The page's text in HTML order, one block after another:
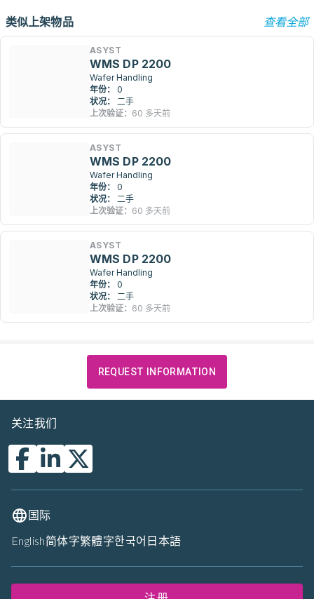
类似上架物品 查看全部
ASYST
WMS DP 2200
Wafer Handling
年份：
0
状况：
二手
上次验证： 60 多天前
ASYST
WMS DP 2200
Wafer Handling
年份：
0
状况：
二手
上次验证： 60 多天前
ASYST
WMS DP 2200
Wafer Handling
年份：
0
状况：
二手
上次验证： 60 多天前
REQUEST INFORMATION
关注我们
国际
English简体字繁體字한국어 日本語